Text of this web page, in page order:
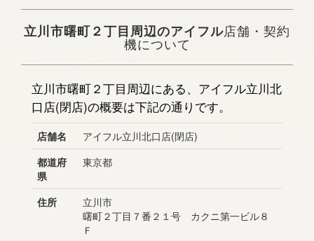
立川市曙町２丁目周辺のアイフル店舗・契約
機について
立川市曙町２丁目周辺にある、アイフル立川北
口店(閉店)の概要は下記の通りです。
店舗名
アイフル立川北口店(閉店)
都道府
県
東京都
住所
立川市
曙町２丁目７番２１号 カクニ第一ビル８
Ｆ